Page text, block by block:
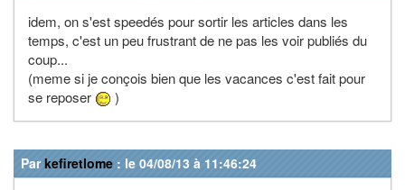
idem, on s'est speedés pour sortir les articles dans les
temps, c'est un peu frustrant de ne pas les voir publiés du
coup...
(meme si je conçois bien que les vacances c'est fait pour
se reposer
)
Parkefiretlome : le 04/08/13 à 11:46:24